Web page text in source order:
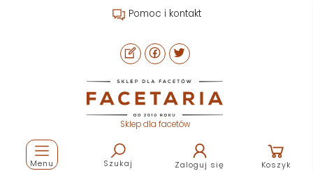
Pomoc i kontakt
Sklep dla facetów
Szukaj Zaloguj się Koszyk
Menu